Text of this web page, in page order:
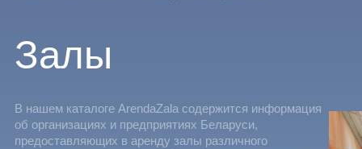
Залы
В нашем каталоге ArendaZala содержится информация
об организациях и предприятиях Беларуси,
предоставляющих в аренду залы различного